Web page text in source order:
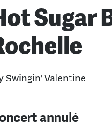
Sugar
Swingin' Valentine
annulé